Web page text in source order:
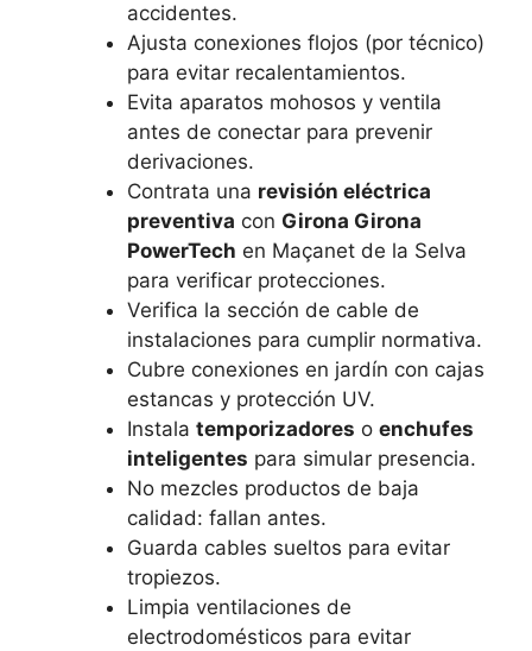
accidentes.
Ajusta conexiones flojos (por técnico)
para evitar recalentamientos.
Evita aparatos mohosos y ventila
antes de conectar para prevenir
derivaciones.
Contrata una revisión eléctrica
preventiva con Girona Girona
PowerTech en Maçanet de la Selva
para verificar protecciones.
Verifica la sección de cable de
instalaciones para cumplir normativa.
Cubre conexiones en jardín con cajas
estancas y protección UV.
Instala temporizadores o enchufes
inteligentes para simular presencia.
No mezcles productos de baja
calidad: fallan antes.
Guarda cables sueltos para evitar
tropiezos.
Limpia ventilaciones de
electrodomésticos para evitar